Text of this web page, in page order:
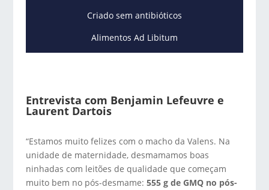
Criado sem antibióticos
Alimentos Ad Libitum
Entrevista com Benjamin Lefeuvre e
Laurent Dartois
“Estamos muito felizes com o macho da Valens. Na
unidade de maternidade, desmamamos boas
ninhadas com leitões de qualidade que começam
muito bem no pós-desmame: 555 g de GMQ no pós-